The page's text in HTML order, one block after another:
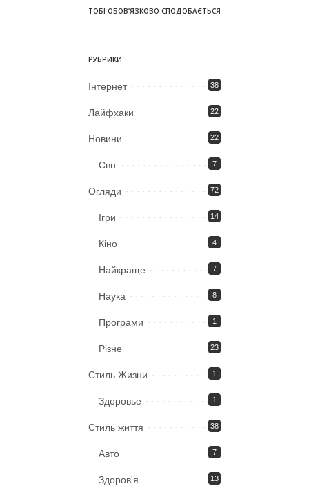
ТОБІ ОБОВ’ЯЗКОВО СПОДОБАЄТЬСЯ
РУБРИКИ
Iнтернет 38
Лайфхаки 22
Новини 22
Світ 7
Огляди 72
Ігри 14
Кіно 4
Найкраще 7
Наука 8
Програми 1
Різне 23
Стиль Жизни 1
Здоровье 1
Стиль життя 38
Авто 7
Здоров'я 13